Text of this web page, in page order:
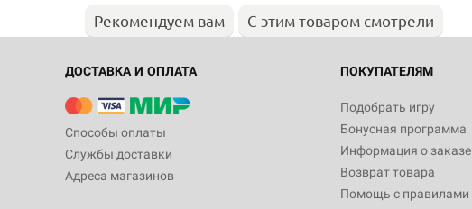
Рекомендуем вам С этим товаром смотрели
ДОСТАВКА И ОПЛАТА
Способы оплаты
Службы доставки
Адреса магазинов
ПОКУПАТЕЛЯМ
Подобрать игру
Бонусная программа
Информация о заказе
Возврат товара
Помощь с правилами